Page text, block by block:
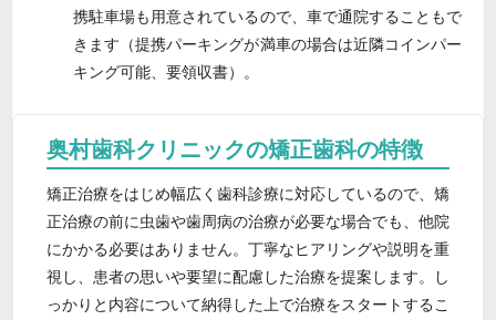
携駐車場も用意されているので、車で通院することもで
きます（提携パーキングが満車の場合は近隣コインパー
キング可能、要領収書）。
奥村歯科クリニックの矯正歯科の特徴
矯正治療をはじめ幅広く歯科診療に対応しているので、矯
正治療の前に虫歯や歯周病の治療が必要な場合でも、他院
にかかる必要はありません。丁寧なヒアリングや説明を重
視し、患者の思いや要望に配慮した治療を提案します。し
っかりと内容について納得した上で治療をスタートするこ